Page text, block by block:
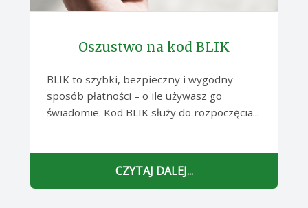
Oszustwo na kod BLIK
BLIK to szybki, bezpieczny i wygodny
sposób płatności – o ile używasz go
świadomie. Kod BLIK służy do rozpoczęcia...
CZYTAJ DALEJ...